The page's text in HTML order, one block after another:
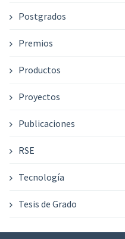
Postgrados
Premios
Productos
Proyectos
Publicaciones
RSE
Tecnología
Tesis de Grado